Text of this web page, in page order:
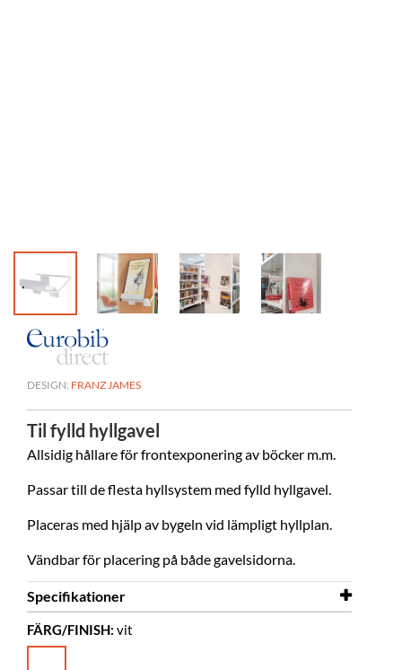
DESIGN: FRANZ JAMES
Til fylld hyllgavel
Allsidig hållare för frontexponering av böcker m.m.
Passar till de flesta hyllsystem med fylld hyllgavel.
Placeras med hjälp av bygeln vid lämpligt hyllplan.
Vändbar för placering på både gavelsidorna.
Specifikationer
Bredd
FÄRG/FINISH: vit